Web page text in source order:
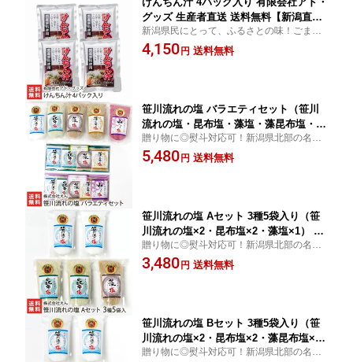
グッズ 生産者直送 送料無料【新潟直送
計画 郷土料理 レトルト食品 お惣菜 巻
繊汁】
新潟県民にとって、ふるさとの味！ごま油
のコクと野菜の旨味が美味しい「けんちん
汁」。レトルトのため、調理簡単！出来立
4,150 円 送料無料
笹川流れの塩 バラエティセット（笹川
流れの塩・昆布塩・藻塩・藻昆布塩・山
ぶどう塩・四合わせ結び・五塩結び）
株式会社えん 新潟県産 生産者直送【せ
贈り物に◎熨斗対応可！新潟県北部の名勝
「笹川流れ」の海水を使用した塩です。伝
統の製法で、じっくり結晶化。乾燥の工程
5,480 円 送料無料
笹川流れの塩 Aセット 3種5袋入り（笹
川流れの塩×2・昆布塩×2・藻塩×1） 株
式会社えん 新潟県産 生産者直送【せん
ごう塩 しお シオ ソルト ささがわなが
贈り物に◎熨斗対応可！新潟県北部の名勝
「笹川流れ」の海水を使用した塩です。伝
統の製法で、じっくり結晶化。乾燥の工程
3,480 円 送料無料
笹川流れの塩 Bセット 3種5袋入り（笹
川流れの塩×2・昆布塩×2・藻昆布塩×
1） 株式会社えん 新潟県産 生産者直送
贈り物に◎熨斗対応可！新潟県北部の名勝